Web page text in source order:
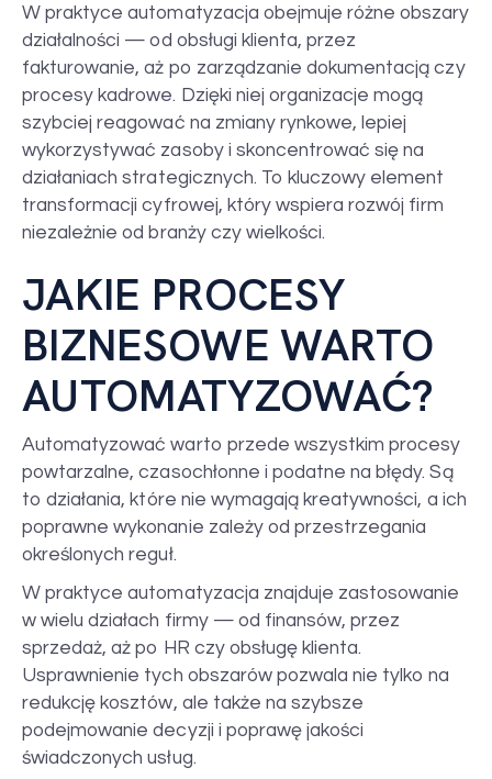
W praktyce automatyzacja obejmuje różne obszary
działalności — od obsługi klienta, przez
fakturowanie, aż po zarządzanie dokumentacją czy
procesy kadrowe. Dzięki niej organizacje mogą
szybciej reagować na zmiany rynkowe, lepiej
wykorzystywać zasoby i skoncentrować się na
działaniach strategicznych. To kluczowy element
transformacji cyfrowej, który wspiera rozwój firm
niezależnie od branży czy wielkości.
JAKIE PROCESY
BIZNESOWE WARTO
AUTOMATYZOWAĆ?
Automatyzować warto przede wszystkim procesy
powtarzalne, czasochłonne i podatne na błędy. Są
to działania, które nie wymagają kreatywności, a ich
poprawne wykonanie zależy od przestrzegania
określonych reguł.
W praktyce automatyzacja znajduje zastosowanie
w wielu działach firmy — od finansów, przez
sprzedaż, aż po HR czy obsługę klienta.
Usprawnienie tych obszarów pozwala nie tylko na
redukcję kosztów, ale także na szybsze
podejmowanie decyzji i poprawę jakości
świadczonych usług.